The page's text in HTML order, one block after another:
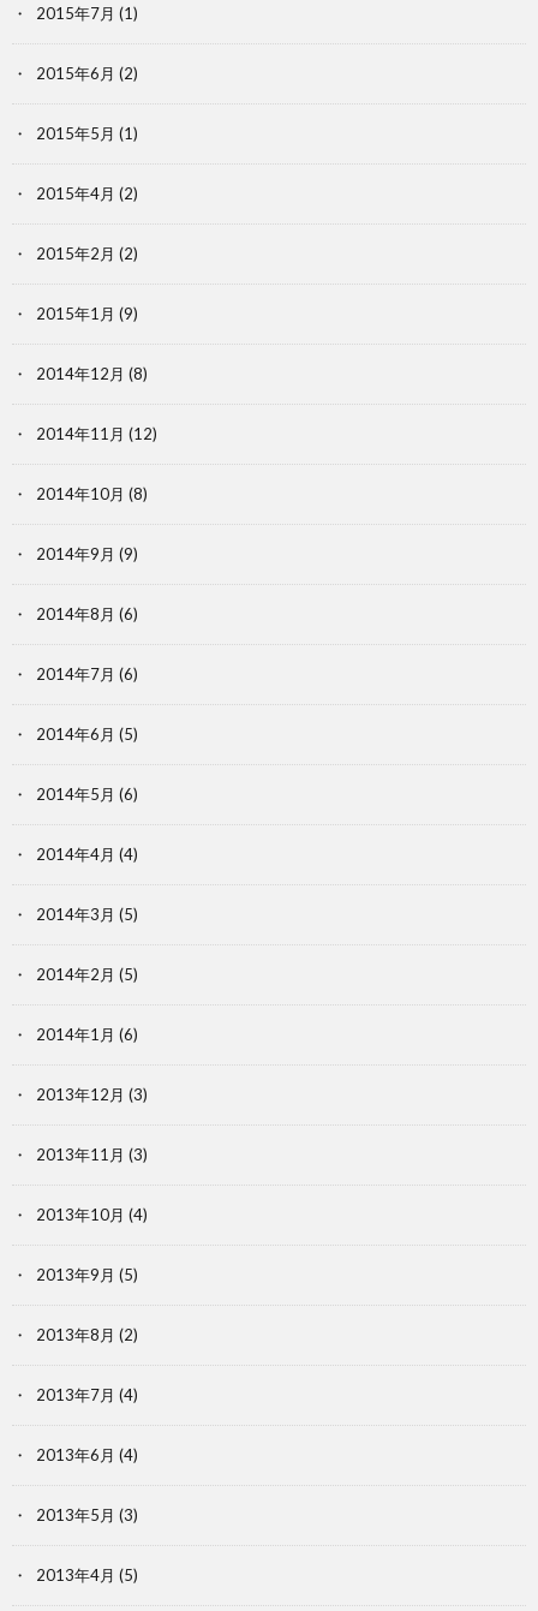
2015年7月 (1)
2015年6月 (2)
2015年5月 (1)
2015年4月 (2)
2015年2月 (2)
2015年1月 (9)
2014年12月 (8)
2014年11月 (12)
2014年10月 (8)
2014年9月 (9)
2014年8月 (6)
2014年7月 (6)
2014年6月 (5)
2014年5月 (6)
2014年4月 (4)
2014年3月 (5)
2014年2月 (5)
2014年1月 (6)
2013年12月 (3)
2013年11月 (3)
2013年10月 (4)
2013年9月 (5)
2013年8月 (2)
2013年7月 (4)
2013年6月 (4)
2013年5月 (3)
2013年4月 (5)